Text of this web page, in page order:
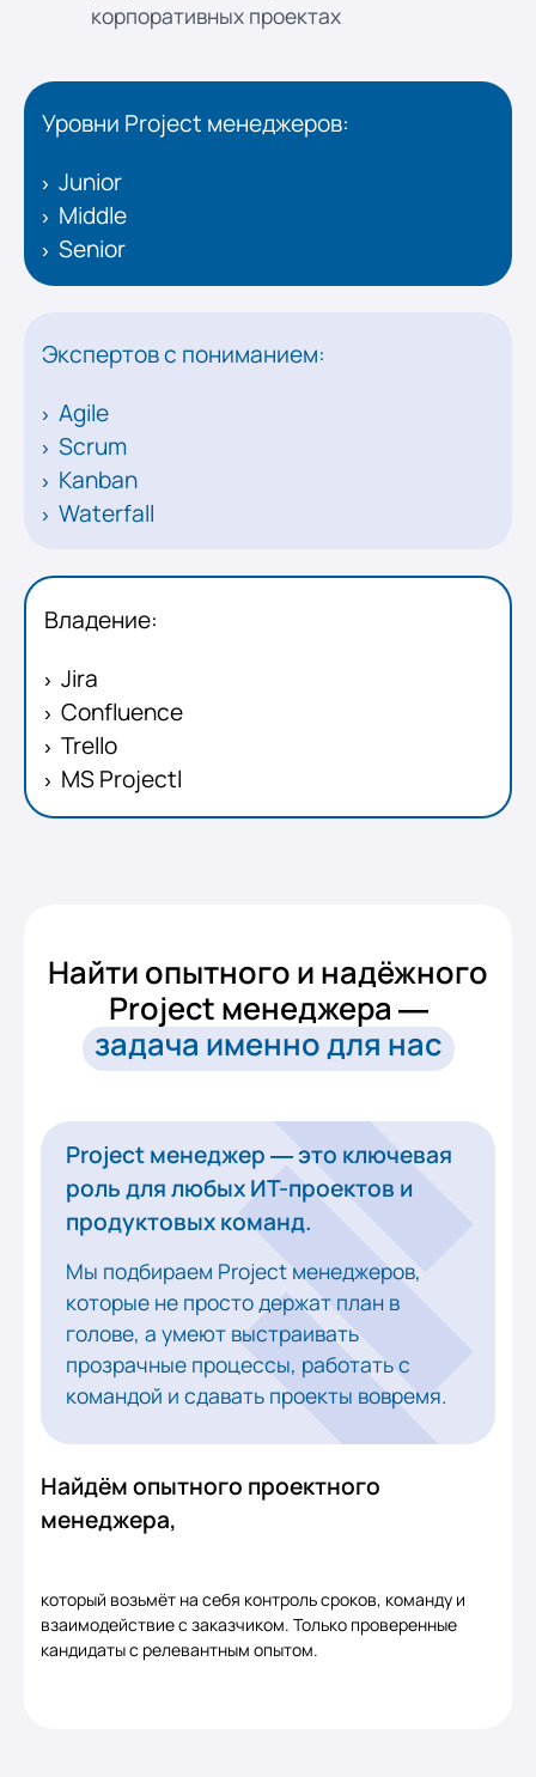
корпоративных проектах
Уровни Project менеджеров:
Junior
Middle
Senior
Экспертов с пониманием:
Agile
Scrum
Kanban
Waterfall
Владение:
Jira
Confluence
Trello
MS Projectl
Найти опытного и надёжного
Project менеджера —
задача именно для нас
Project менеджер — это ключевая
роль для любых ИТ-проектов и
продуктовых команд.
Мы подбираем Project менеджеров,
которые не просто держат план в
голове, а умеют выстраивать
прозрачные процессы, работать с
командой и сдавать проекты вовремя.
Найдём опытного проектного
менеджера,
который возьмёт на себя контроль сроков, команду и
взаимодействие с заказчиком. Только проверенные
кандидаты с релевантным опытом.